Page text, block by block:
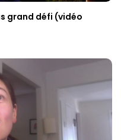
grand défi (vidéo